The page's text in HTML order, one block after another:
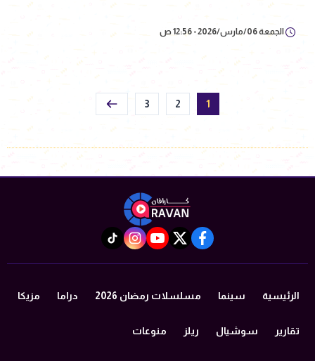
الجمعة 06/مارس/2026 - 12:56 ص
1
2
3
facebook
twitter
youtube
instagram
tiktok
الرئيسية سينما مسلسلات رمضان 2026 دراما مزيكا
تقارير سوشيال ريلز منوعات